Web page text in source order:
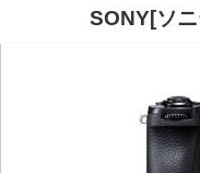
SONY[ソ